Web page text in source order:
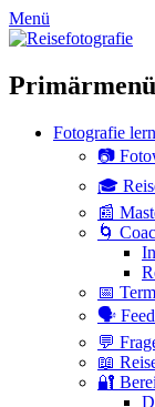
zum
Inhalt
Menü
Primärmenü
Fotografie
📷
🎓
📰
🌀
📅
🗣
💬
📖
🔐